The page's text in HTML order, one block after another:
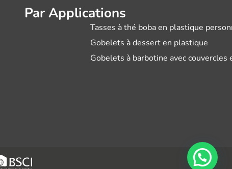
Par Applications
Tasses à thé boba en plastique
Gobelets à dessert en plastique
Gobelets à barbotine avec couvercles